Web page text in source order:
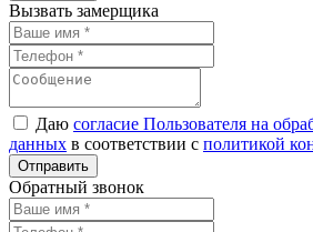
Вызвать замерщика
Даю согласие Пользователя на
данных в соответствии с политикой
Обратный звонок